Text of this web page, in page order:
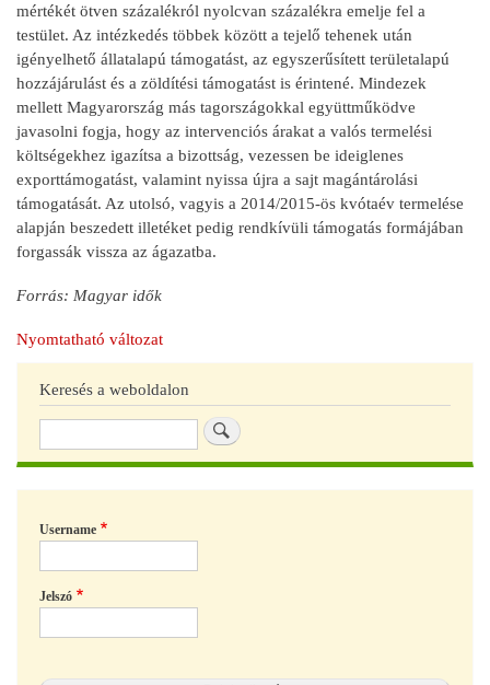
mértékét ötven százalékról nyolcvan százalékra emelje fel a
testület. Az intézkedés többek között a tejelő tehenek után
igényelhető állatalapú támogatást, az egyszerűsített területalapú
hozzájárulást és a zöldítési támogatást is érintené. Mindezek
mellett Magyarország más tagországokkal együttműködve
javasolni fogja, hogy az intervenciós árakat a valós termelési
költségekhez igazítsa a bizottság, vezessen be ideiglenes
exporttámogatást, valamint nyissa újra a sajt magántárolási
támogatását. Az utolsó, vagyis a 2014/2015-ös kvótaév termelése
alapján beszedett illetéket pedig rendkívüli támogatás formájában
forgassák vissza az ágazatba.
Forrás: Magyar idők
Nyomtatható változat
Keresés a weboldalon
Username
Jelszó